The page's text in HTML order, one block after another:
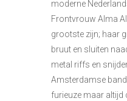
moderne
Frontvrouw Alma
grootste zijn; haar
bruut en sluiten
metal riffs en
Amsterdamse
furieuze maar altijd